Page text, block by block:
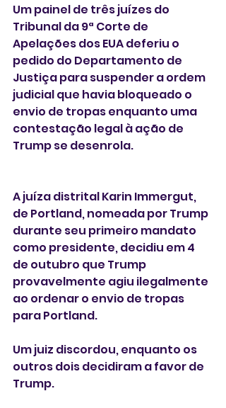
Um painel de três juízes do
Tribunal da 9ª Corte de
Apelações dos EUA deferiu o
pedido do Departamento de
Justiça para suspender a ordem
judicial que havia bloqueado o
envio de tropas enquanto uma
contestação legal à ação de
Trump se desenrola.
A juíza distrital Karin Immergut,
de Portland, nomeada por Trump
durante seu primeiro mandato
como presidente, decidiu em 4
de outubro que Trump
provavelmente agiu ilegalmente
ao ordenar o envio de tropas
para Portland.
Um juiz discordou, enquanto os
outros dois decidiram a favor de
Trump.